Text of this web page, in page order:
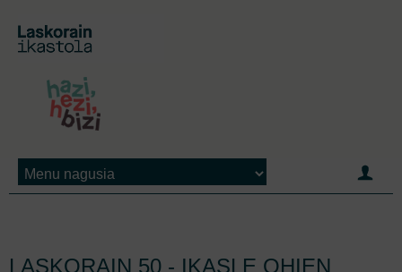
LASKORAIN 50 - IKASLE OHIEN